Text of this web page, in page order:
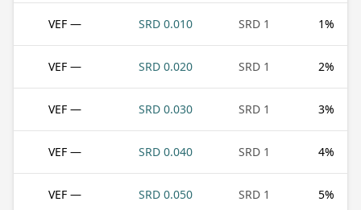
1%
1 SRD
0.010 SRD
— VEF
2%
1 SRD
0.020 SRD
— VEF
3%
1 SRD
0.030 SRD
— VEF
4%
1 SRD
0.040 SRD
— VEF
5%
1 SRD
0.050 SRD
— VEF